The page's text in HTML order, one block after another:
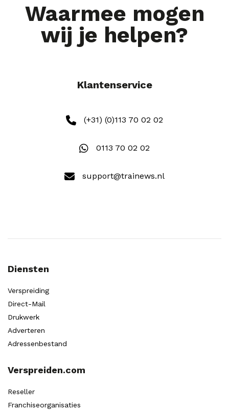
Waarmee mogen
wij je helpen?
Klantenservice
(+31) (0)113 70 02 02
0113 70 02 02
support@trainews.nl
Diensten
Verspreiding
Direct-Mail
Drukwerk
Adverteren
Adressenbestand
Verspreiden.com
Reseller
Franchiseorganisaties